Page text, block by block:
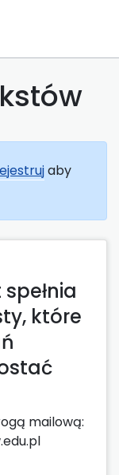
aby
które
mailową: